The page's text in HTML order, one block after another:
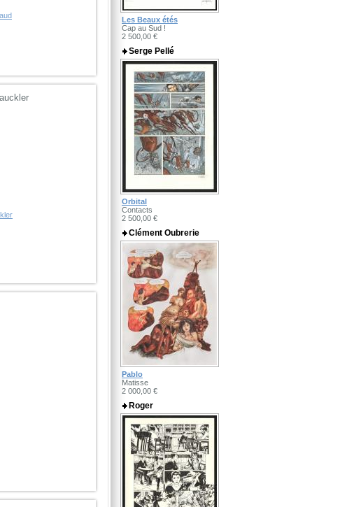
Les Beaux étés
Cap au Sud !
2 500,00 €
Serge Pellé
Orbital
Contacts
2 500,00 €
Clément Oubrerie
Pablo
Matisse
2 000,00 €
Roger